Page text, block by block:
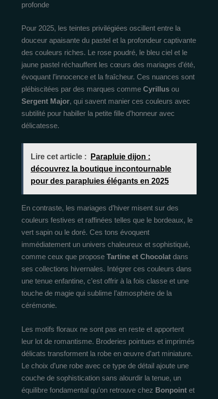
profonde
Pour 2025, les teintes privilégiées oscillent entre la
douceur apaisante du pastel et la profondeur captivante
des couleurs riches. Le rose poudré, le bleu ciel et le
jaune pastel réchauffent les cœurs des mariages d’été,
évoquant l’innocence et la fraîcheur. Ces nuances sont
plébiscitées par des marques comme Cyrillus ou
Sergent Major, qui savent manier ces couleurs avec
subtilité pour habiller la petite fille d’honneur avec
délicatesse.
Lire cet article :
Parapluie dijon :
découvrez la boutique incontournable
pour des parapluies élégants en 2025
En contraste, les mariages d’hiver misent sur des
couleurs festives et raffinées telles que le bordeaux, le
vert sapin ou le doré. Ces tons évoquent
immédiatement un univers chaleureux et sophistiqué,
comme ceux que propose Tartine et Chocolat dans
ses collections hivernales. Intégrer ces couleurs dans
une tenue enfantine, c’est offrir à la fois classe et une
touche de magie qui sublime l’atmosphère de la
cérémonie.
Les motifs floraux ne sont pas en reste et apportent
leur lot de romantisme. Broderies pointues et imprimés
délicats transforment la robe en œuvre d’art miniature.
Le choix d’une robe avec ce type de détail ajoute une
couche de sophistication sans alourdir la tenue, un
équilibre fondamental qu’on retrouve chez Bonpoint et